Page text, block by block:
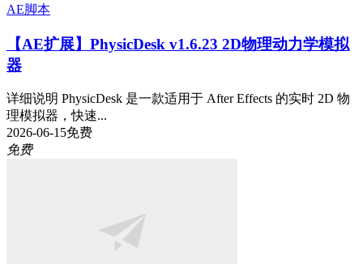
AE脚本
【AE扩展】PhysicDesk v1.6.23 2D物理动力学模拟
器
详细说明 PhysicDesk 是一款适用于 After Effects 的实时 2D 物
理模拟器，快速...
2026-06-15免费
免费